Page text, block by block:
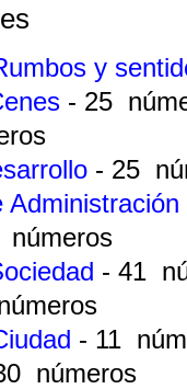
y
- 25
- 25
números
- 41
- 11
números